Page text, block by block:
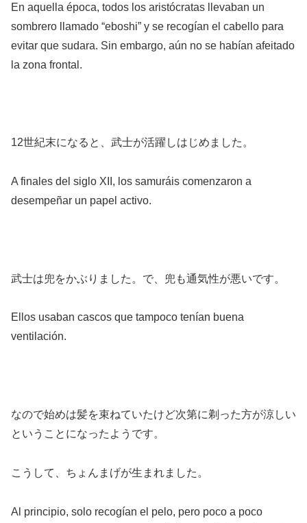
En aquella época, todos los aristócratas llevaban un
sombrero llamado “eboshi” y se recogían el cabello para
evitar que sudara. Sin embargo, aún no se habían afeitado
la zona frontal.
12世紀末になると、武士が活躍しはじめました。
A finales del siglo XII, los samuráis comenzaron a
desempeñar un papel activo.
武士は兜をかぶりました。で、兜も通気性が悪いです。
Ellos usaban cascos que tampoco tenían buena
ventilación.
なので始めは髪を束ねていたけど次第に剃った方が涼しい
ということになったようです。
こうして、ちょんまげが生まれました。
Al principio, solo recogían el pelo, pero poco a poco